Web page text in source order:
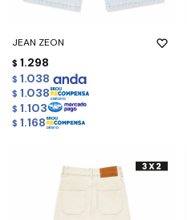
JEAN ZEON
$ 1.298
$ 1.038
$ 1.038
$ 1.103
$ 1.168